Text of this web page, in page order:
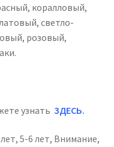
коралловый,
светло-
розовый,
узнать ЗДЕСЬ.
, 5-6 лет, Внимание,